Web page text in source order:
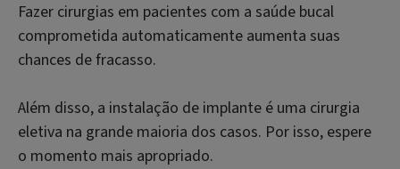
Fazer cirurgias em pacientes com a saúde bucal
comprometida automaticamente aumenta suas
chances de fracasso.
Além disso, a instalação de implante é uma cirurgia
eletiva na grande maioria dos casos. Por isso, espere
o momento mais apropriado.